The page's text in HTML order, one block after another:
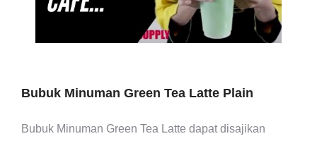
Bubuk Minuman Green Tea Latte Plain
Bubuk Minuman Green Tea Latte dapat disajikan